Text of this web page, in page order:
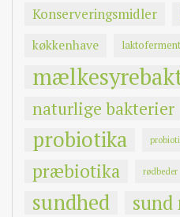
Konserveringsmidler
køkkenhave
naturlige bakterier
probiotika
præbiotika rødbeder
sundhed sund